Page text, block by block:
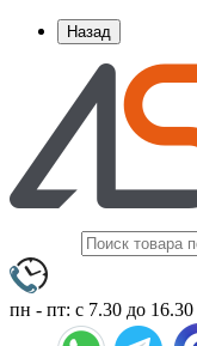
Назад
пн - пт: с 7.30 до 16.30